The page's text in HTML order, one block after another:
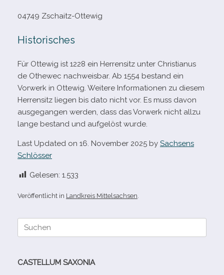
04749 Zschaitz-​Ottewig
Historisches
Für Ottewig ist 1228 ein Herrensitz unter Christianus
de Othewec nach­weis­bar. Ab 1554 bestand ein
Vorwerk in Ottewig. Weitere Informationen zu die­sem
Herrensitz lie­gen bis dato nicht vor. Es muss davon
aus­ge­gan­gen wer­den, dass das Vorwerk nicht allzu
lange bestand und auf­ge­löst wurde.
Last Updated on 16. November 2025 by Sachsens
Schlösser
Gelesen: 1.533
Veröffentlicht in Landkreis Mittelsachsen
Suche
CASTELLUM SAXONIA